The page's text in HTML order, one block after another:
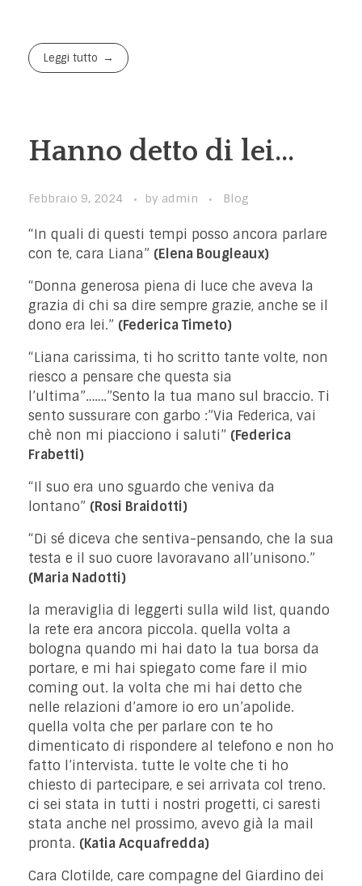
Leggi tutto
Hanno detto di lei…
Febbraio 9, 2024 by admin Blog
“In quali di questi tempi posso ancora parlare
con te, cara Liana” (Elena Bougleaux)
“Donna generosa piena di luce che aveva la
grazia di chi sa dire sempre grazie, anche se il
dono era lei.” (Federica Timeto)
“Liana carissima, ti ho scritto tante volte, non
riesco a pensare che questa sia
l’ultima”…….”Sento la tua mano sul braccio. Ti
sento sussurare con garbo :”Via Federica, vai
chè non mi piacciono i saluti” (Federica
Frabetti)
“Il suo era uno sguardo che veniva da
lontano” (Rosi Braidotti)
“Di sé diceva che sentiva-pensando, che la sua
testa e il suo cuore lavoravano all’unisono.”
(Maria Nadotti)
la meraviglia di leggerti sulla wild list, quando
la rete era ancora piccola. quella volta a
bologna quando mi hai dato la tua borsa da
portare, e mi hai spiegato come fare il mio
coming out. la volta che mi hai detto che
nelle relazioni d’amore io ero un’apolide.
quella volta che per parlare con te ho
dimenticato di rispondere al telefono e non ho
fatto l’intervista. tutte le volte che ti ho
chiesto di partecipare, e sei arrivata col treno.
ci sei stata in tutti i nostri progetti, ci saresti
stata anche nel prossimo, avevo già la mail
pronta. (Katia Acquafredda)
Cara Clotilde, care compagne del Giardino dei